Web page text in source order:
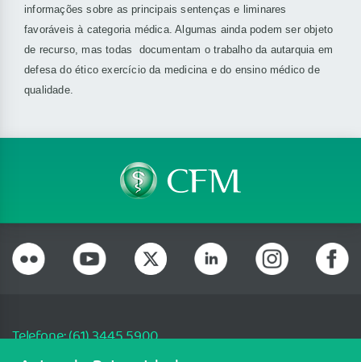
informações sobre as principais sentenças e liminares
favoráveis à categoria médica. Algumas ainda podem ser objeto
de recurso, mas todas documentam o trabalho da autarquia em
defesa do ético exercício da medicina e do ensino médico de
qualidade.
Telefone: (61) 3445 5900
Email: cfm@portalmedico.org.br